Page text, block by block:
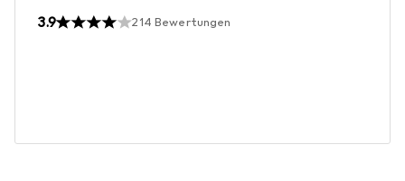
3.9 214 Bewertungen